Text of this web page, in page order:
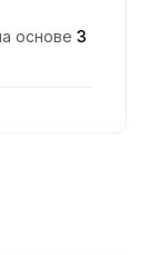
основе 3